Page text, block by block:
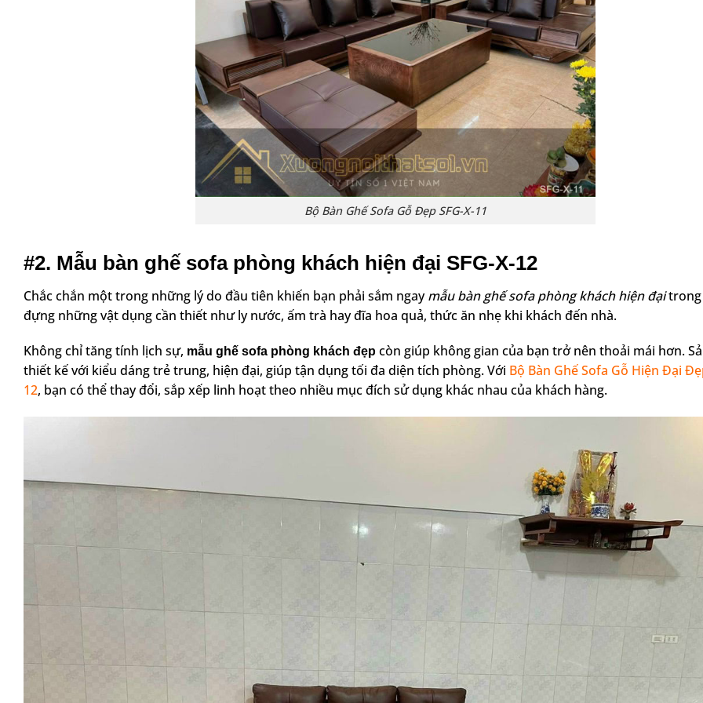
Bộ Bàn Ghế Sofa Gỗ Đẹp SFG-X-11
#2. Mẫu bàn ghế sofa phòng khách hiện đại SFG-X-12
Chắc chắn một trong những lý do đầu tiên khiến bạn phải sắm ngaymẫu bàn ghế sofa phòng khách hiện đạitrong
đựng những vật dụng cần thiết như ly nước, ấm trà hay đĩa hoa quả, thức ăn nhẹ khi khách đến nhà.
Không chỉ tăng tính lịch sự, mẫu ghế sofa phòng khách đẹp còn giúp không gian của bạn trở nên thoải mái hơn.
thiết kế với kiểu dáng trẻ trung, hiện đại, giúp tận dụng tối đa diện tích phòng. Với Bộ Bàn Ghế Sofa Gỗ Hiện Đại
12, bạn có thể thay đổi, sắp xếp linh hoạt theo nhiều mục đích sử dụng khác nhau của khách hàng.